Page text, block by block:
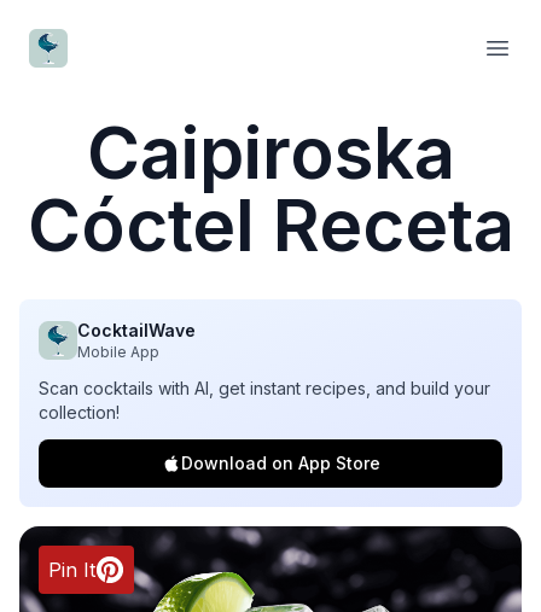
CocktailWave
Caipiroska
Cóctel Receta
CocktailWave
Mobile App
Scan cocktails with AI, get instant recipes, and build your
collection!
Download on App Store
Pin It